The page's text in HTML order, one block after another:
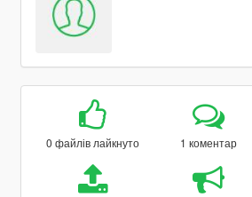
0 файлів лайкнуто 1 коментар